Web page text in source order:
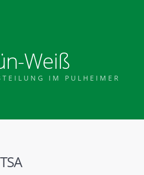
Weiß
IM PULHEIMER
TSA